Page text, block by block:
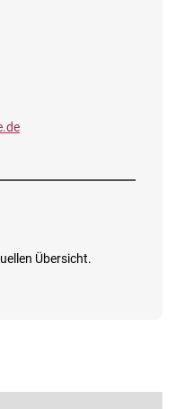
Übersicht.